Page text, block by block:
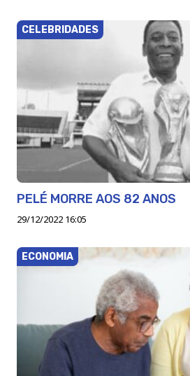
CELEBRIDADES
PELÉ MORRE AOS 82 ANOS
29/12/2022 16:05
ECONOMIA